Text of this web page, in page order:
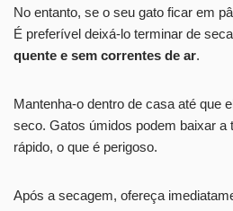
No entanto, se o seu gato ficar em
É preferível deixá-lo terminar de
quente e sem correntes de ar.
Mantenha-o dentro de casa até que
seco. Gatos úmidos podem baixar a
rápido, o que é perigoso.
Após a secagem, ofereça